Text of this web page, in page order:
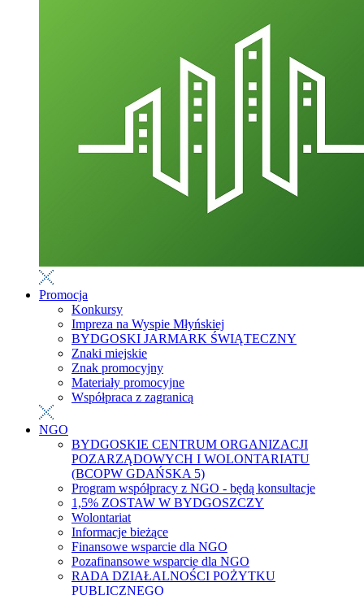
Promocja
Konkursy
Impreza na Wyspie Młyńskiej
BYDGOSKI JARMARK ŚWIĄTECZNY
Znaki miejskie
Znak promocyjny
Materiały promocyjne
Współpraca z zagranicą
NGO
BYDGOSKIE CENTRUM ORGANIZACJI
POZARZĄDOWYCH I WOLONTARIATU
(BCOPW GDAŃSKA 5)
Program współpracy z NGO - będą konsultacje
1,5% ZOSTAW W BYDGOSZCZY
Wolontariat
Informacje bieżące
Finansowe wsparcie dla NGO
Pozafinansowe wsparcie dla NGO
RADA DZIAŁALNOŚCI POŻYTKU
PUBLICZNEGO